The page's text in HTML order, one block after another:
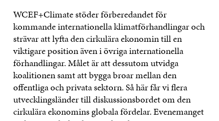
WCEF+Climate stöder förberedandet för
kommande internationella klimatförhandlingar och
strävar att lyfta den cirkulära ekonomin till en
viktigare position även i övriga internationella
förhandlingar. Målet är att dessutom utvidga
koalitionen samt att bygga broar mellan den
offentliga och privata sektorn. Så här får vi flera
utvecklingsländer till diskussionsbordet om den
cirkulära ekonomins globala fördelar. Evenemanget